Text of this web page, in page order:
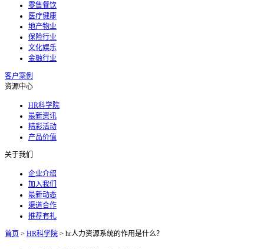
零售餐饮
医疗健康
地产物业
保险行业
文化娱乐
金融行业
客户案例
资源中心
HR科学院
最新资讯
精彩活动
产品价值
关于我们
企业介绍
加入我们
最新动态
渠道合作
推荐有礼
首页 > HR科学院 > hr人力资源系统的作用是什么？